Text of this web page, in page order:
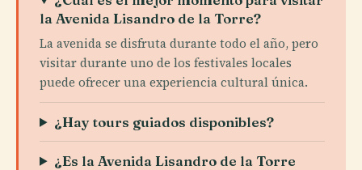
la Avenida Lisandro de la Torre?
La avenida se disfruta durante todo el año, pero
visitar durante uno de los festivales locales
puede ofrecer una experiencia cultural única.
¿Hay tours guiados disponibles?
¿Es la Avenida Lisandro de la Torre